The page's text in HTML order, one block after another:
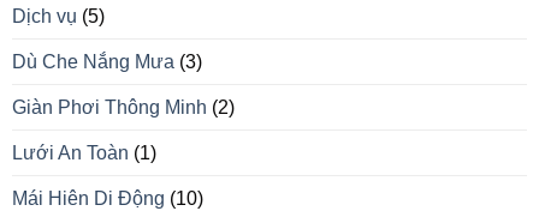
Dịch vụ (5)
Dù Che Nắng Mưa (3)
Giàn Phơi Thông Minh (2)
Lưới An Toàn (1)
Mái Hiên Di Động (10)